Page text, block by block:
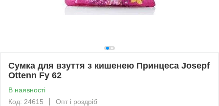
Сумка для взуття з кишенею Принцеса Josepf
Ottenn Fy 62
В наявності
Код: 24615
Опт і роздріб